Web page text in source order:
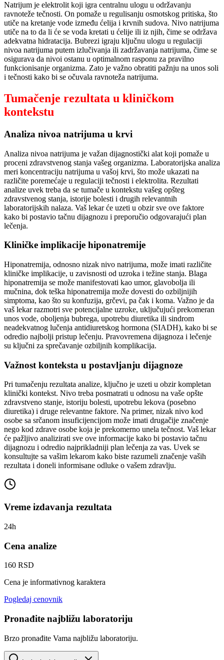
Natrijum je elektrolit koji igra centralnu ulogu u održavanju
ravnoteže tečnosti. On pomaže u regulisanju osmotskog pritiska, što
utiče na kretanje vode između ćelija i krvnih sudova. Nivo natrijuma
utiče na to da li će se voda kretati u ćelije ili iz njih, čime se održava
adekvatna hidratacija. Bubrezi igraju ključnu ulogu u regulaciji
nivoa natrijuma putem izlučivanja ili zadržavanja natrijuma, čime se
osigurava da nivoi ostanu u optimalnom rasponu za pravilno
funkcionisanje organizma. Zato je važno obratiti pažnju na unos soli
i tečnosti kako bi se očuvala ravnoteža natrijuma.
Tumačenje rezultata u kliničkom
kontekstu
Analiza nivoa natrijuma u krvi
Analiza nivoa natrijuma je važan dijagnostički alat koji pomaže u
proceni zdravstvenog stanja vašeg organizma. Laboratorijska analiza
meri koncentraciju natrijuma u vašoj krvi, što može ukazati na
različite poremećaje u regulaciji tečnosti i elektrolita. Rezultati
analize uvek treba da se tumače u kontekstu vašeg opšteg
zdravstvenog stanja, istorije bolesti i drugih relevantnih
laboratorijskih nalaza. Vaš lekar će uzeti u obzir sve ove faktore
kako bi postavio tačnu dijagnozu i preporučio odgovarajući plan
lečenja.
Kliničke implikacije hiponatremije
Hiponatremija, odnosno nizak nivo natrijuma, može imati različite
kliničke implikacije, u zavisnosti od uzroka i težine stanja. Blaga
hiponatremija se može manifestovati kao umor, glavobolja ili
mučnina, dok teška hiponatremija može dovesti do ozbiljnijih
simptoma, kao što su konfuzija, grčevi, pa čak i koma. Važno je da
vaš lekar razmotri sve potencijalne uzroke, uključujući prekomeran
unos vode, oboljenja bubrega, upotrebu diuretika ili sindrom
neadekvatnog lučenja antidiuretskog hormona (SIADH), kako bi se
odredio najbolji pristup lečenju. Pravovremena dijagnoza i lečenje
su ključni za sprečavanje ozbiljnih komplikacija.
Važnost konteksta u postavljanju dijagnoze
Pri tumačenju rezultata analize, ključno je uzeti u obzir kompletan
klinički kontekst. Nivo treba posmatrati u odnosu na vaše opšte
zdravstveno stanje, istoriju bolesti, upotrebu lekova (posebno
diuretika) i druge relevantne faktore. Na primer, nizak nivo kod
osobe sa srčanom insuficijencijom može imati drugačije značenje
nego kod zdrave osobe koja je prekomerno unela tečnost. Vaš lekar
će pažljivo analizirati sve ove informacije kako bi postavio tačnu
dijagnozu i odredio najprikladniji plan lečenja za vas. Uvek se
konsultujte sa vašim lekarom kako biste razumeli značenje vaših
rezultata i doneli informisane odluke o vašem zdravlju.
Vreme izdavanja rezultata
24h
Cena analize
160 RSD
Cena je informativnog karaktera
Pogledaj cenovnik
Pronađite najbližu laboratoriju
Brzo pronađite Vama najbližu laboratoriju.